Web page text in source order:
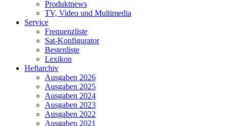
Produktnews
TV, Video und Multimedia
Service
Frequenzliste
Sat-Konfigurator
Bestenliste
Lexikon
Heftarchiv
Ausgaben 2026
Ausgaben 2025
Ausgaben 2024
Ausgaben 2023
Ausgaben 2022
Ausgaben 2021